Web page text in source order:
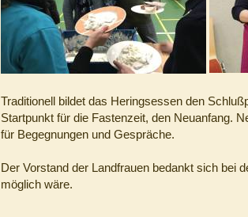
Traditionell bildet das Heringsessen den
Startpunkt für die Fastenzeit, den Neuanfang.
für Begegnungen und Gespräche.
Der Vorstand der Landfrauen bedankt sich bei
möglich wäre.